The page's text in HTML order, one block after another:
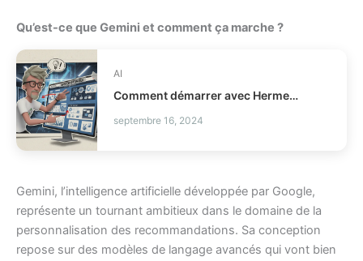
Qu’est-ce que Gemini et comment ça marche ?
AI
Comment démarrer avec Hermes Agent Desktop ?
septembre 16, 2024
Gemini, l’intelligence artificielle développée par Google,
représente un tournant ambitieux dans le domaine de la
personnalisation des recommandations. Sa conception
repose sur des modèles de langage avancés qui vont bien